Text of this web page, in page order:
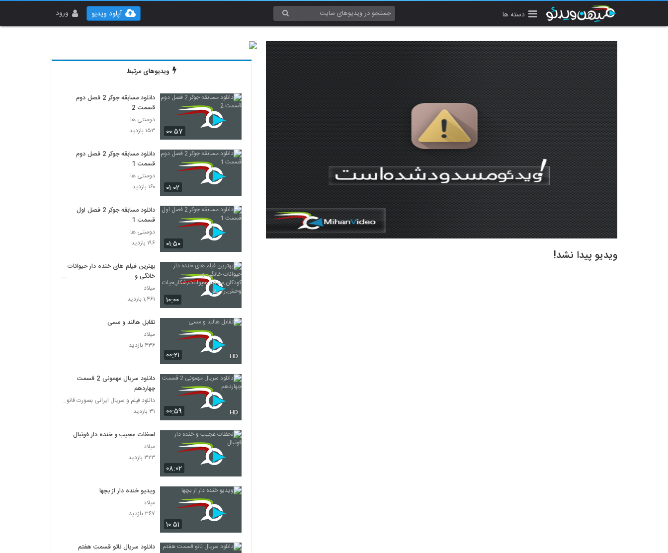
دسته ها ورود آپلود ویدیو
ویدیو پیدا نشد!
ویدیوهای مرتبط
۰۰:۵۷
دانلود مسابقه جوکر 2 فصل دوم
قسمت 2
دوستی ها
۱۵۳ بازدید
۰۱:۰۲
دانلود مسابقه جوکر 2 فصل دوم
قسمت 1
دوستی ها
۱۶۰ بازدید
۰۱:۵۰
دانلود مسابقه جوکر 2 فصل اول
قسمت 1
دوستی ها
۱۹۶ بازدید
۱۰:۰۰
بهترین فیلم های خنده دار حیوانات
خانگی و
کودکان,مستند,حیوانات,شکار,حیات
وحش,راز بقا
میلاد
۱,۴۶۱ بازدید
۰۰:۲۱ HD
تقابل هالند و مسی
میلاد
۴۳۶ بازدید
۰۰:۵۹ HD
دانلود سریال مهمونی 2 قسمت
چهاردهم
دانلود فیلم و سریال ایرانی بصورت قانونی
۳۱ بازدید
۰۸:۰۲
لحظات عجیب و خنده دار فوتبال
میلاد
۳۲۳ بازدید
۱۰:۵۱
ویدیو خنده دار از بچها
میلاد
۳۶۷ بازدید
دانلود سریال ناتو قسمت هفتم